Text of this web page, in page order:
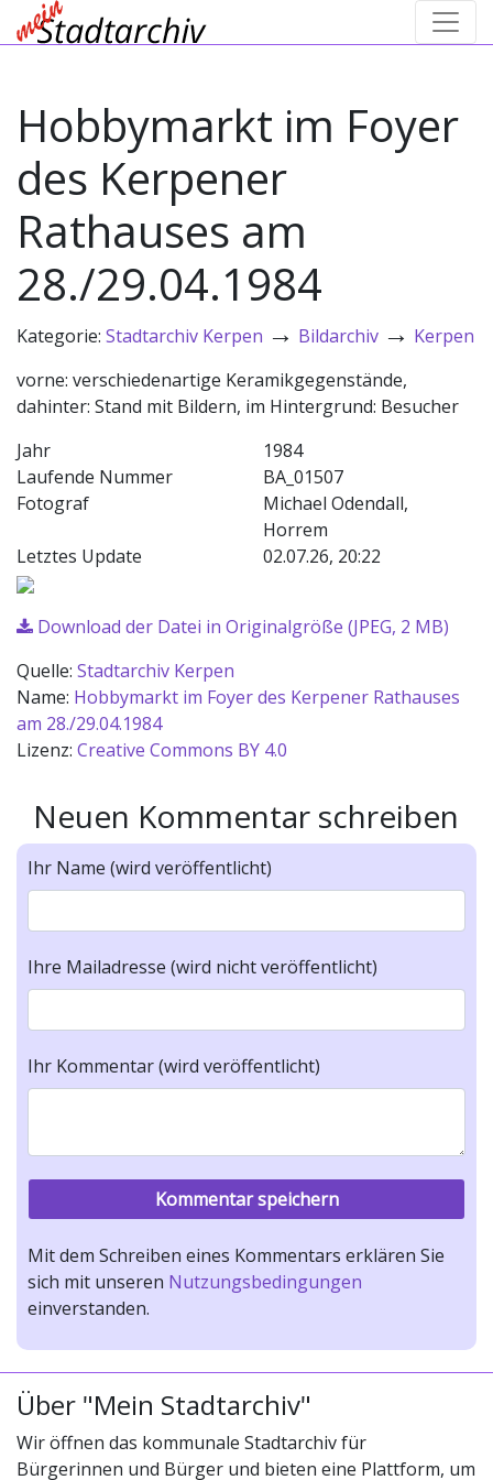
Hobbymarkt im Foyer
des Kerpener
Rathauses am
28./29.04.1984
Kategorie: Stadtarchiv Kerpen → Bildarchiv → Kerpen
vorne: verschiedenartige Keramikgegenstände,
dahinter: Stand mit Bildern, im Hintergrund: Besucher
Jahr
1984
Laufende Nummer
BA_01507
Fotograf
Michael Odendall,
Horrem
Letztes Update
02.07.26, 20:22
Download der Datei in Originalgröße (JPEG, 2 MB)
Quelle: Stadtarchiv Kerpen
Name: Hobbymarkt im Foyer des Kerpener Rathauses
am 28./29.04.1984
Lizenz: Creative Commons BY 4.0
Neuen Kommentar schreiben
Ihr Name (wird veröffentlicht)
Ihre Mailadresse (wird nicht veröffentlicht)
Ihr Kommentar (wird veröffentlicht)
Mit dem Schreiben eines Kommentars erklären Sie
sich mit unseren Nutzungsbedingungen
einverstanden.
Über "Mein Stadtarchiv"
Wir öffnen das kommunale Stadtarchiv für
Bürgerinnen und Bürger und bieten eine Plattform, um